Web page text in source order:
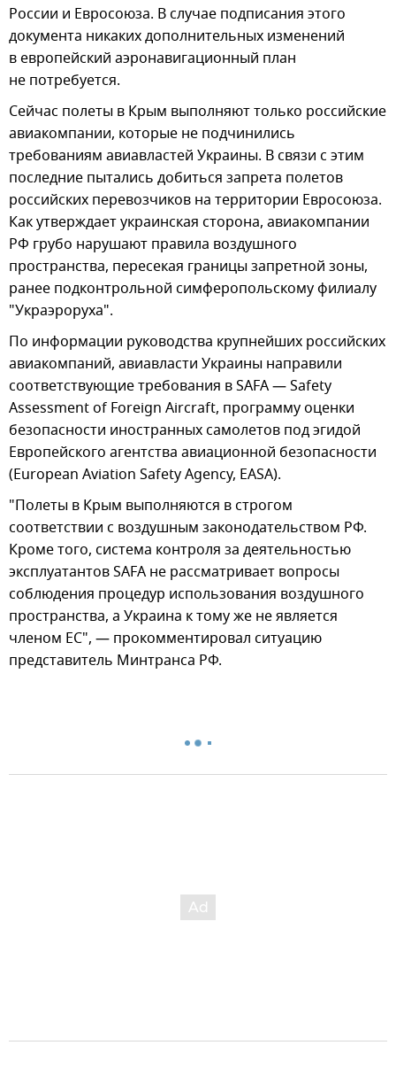
России и Евросоюза. В случае подписания этого
документа никаких дополнительных изменений
в европейский аэронавигационный план
не потребуется.
Сейчас полеты в Крым выполняют только российские
авиакомпании, которые не подчинились
требованиям авиавластей Украины. В связи с этим
последние пытались добиться запрета полетов
российских перевозчиков на территории Евросоюза.
Как утверждает украинская сторона, авиакомпании
РФ грубо нарушают правила воздушного
пространства, пересекая границы запретной зоны,
ранее подконтрольной симферопольскому филиалу
"Украэроруха".
По информации руководства крупнейших российских
авиакомпаний, авиавласти Украины направили
соответствующие требования в SAFA — Safety
Assessment of Foreign Aircraft, программу оценки
безопасности иностранных самолетов под эгидой
Европейского агентства авиационной безопасности
(European Aviation Safety Agency, EASA).
"Полеты в Крым выполняются в строгом
соответствии с воздушным законодательством РФ.
Кроме того, система контроля за деятельностью
эксплуатантов SAFA не рассматривает вопросы
соблюдения процедур использования воздушного
пространства, а Украина к тому же не является
членом ЕС", — прокомментировал ситуацию
представитель Минтранса РФ.